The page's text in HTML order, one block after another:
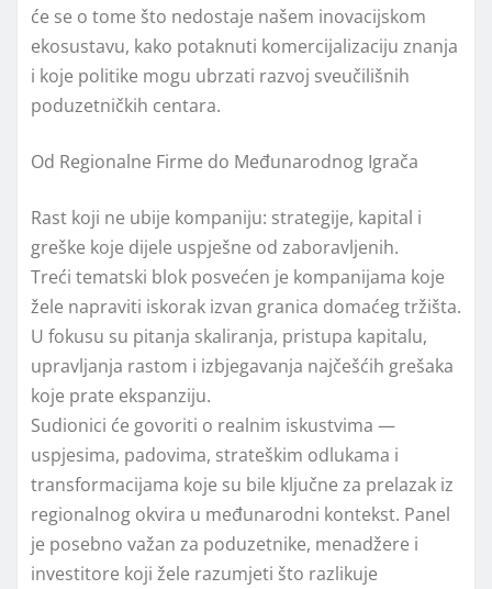
će se o tome što nedostaje našem inovacijskom
ekosustavu, kako potaknuti komercijalizaciju znanja
i koje politike mogu ubrzati razvoj sveučilišnih
poduzetničkih centara.
Od Regionalne Firme do Međunarodnog Igrača
Rast koji ne ubije kompaniju: strategije, kapital i
greške koje dijele uspješne od zaboravljenih.
Treći tematski blok posvećen je kompanijama koje
žele napraviti iskorak izvan granica domaćeg tržišta.
U fokusu su pitanja skaliranja, pristupa kapitalu,
upravljanja rastom i izbjegavanja najčešćih grešaka
koje prate ekspanziju.
Sudionici će govoriti o realnim iskustvima —
uspjesima, padovima, strateškim odlukama i
transformacijama koje su bile ključne za prelazak iz
regionalnog okvira u međunarodni kontekst. Panel
je posebno važan za poduzetnike, menadžere i
investitore koji žele razumjeti što razlikuje